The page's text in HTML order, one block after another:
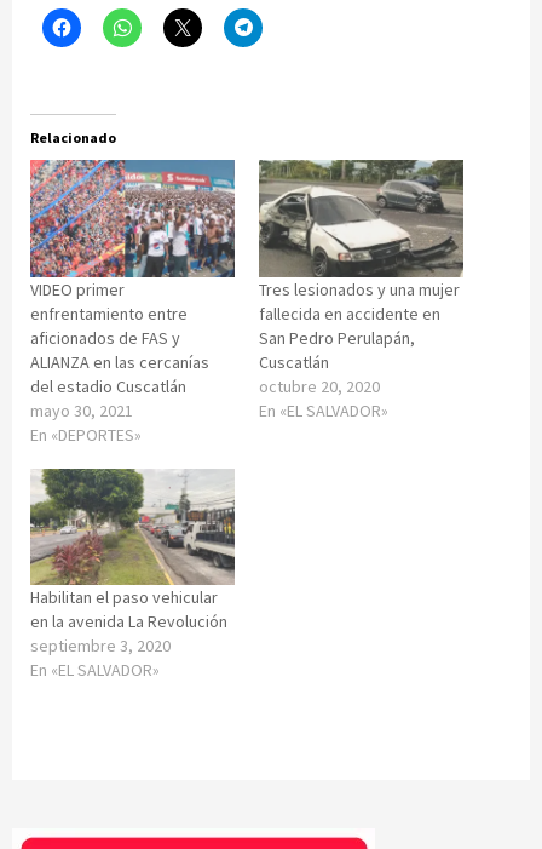
Relacionado
VIDEO primer
enfrentamiento entre
aficionados de FAS y
ALIANZA en las cercanías
del estadio Cuscatlán
mayo 30, 2021
En «DEPORTES»
Tres lesionados y una mujer
fallecida en accidente en
San Pedro Perulapán,
Cuscatlán
octubre 20, 2020
En «EL SALVADOR»
Habilitan el paso vehicular
en la avenida La Revolución
septiembre 3, 2020
En «EL SALVADOR»